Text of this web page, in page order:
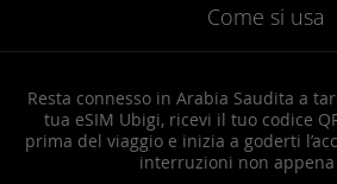
Come si usa
Resta connesso in Arabia Saudita a
tua eSIM Ubigi, ricevi il tuo codice
prima del viaggio e inizia a goderti
interruzioni non